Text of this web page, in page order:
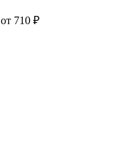
от 710 ₽